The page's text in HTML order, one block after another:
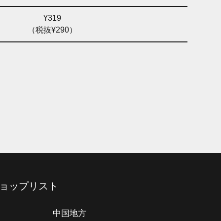
¥319
（税抜¥290）
ップリスト
中国地方